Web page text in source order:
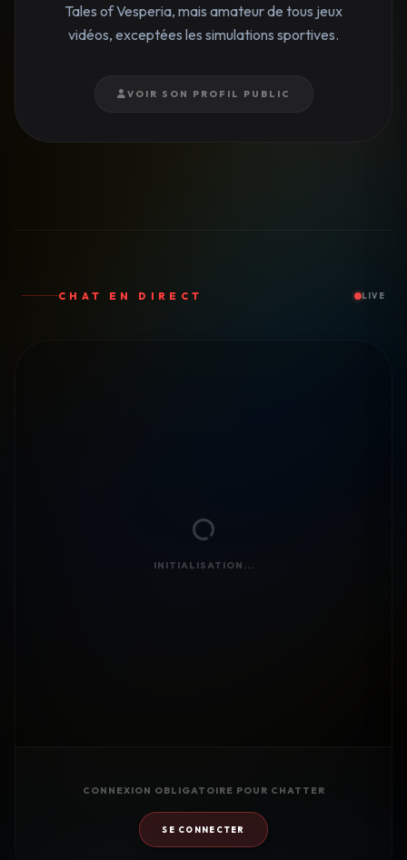
Tales of Vesperia, mais amateur de tous jeux
vidéos, exceptées les simulations sportives.
VOIR SON PROFIL PUBLIC
CHAT EN DIRECT LIVE
INITIALISATION...
CONNEXION OBLIGATOIRE POUR CHATTER
SE CONNECTER